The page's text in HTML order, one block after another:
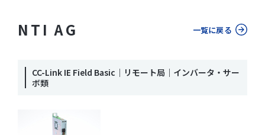
NTI AG 一覧に戻る
CC-Link IE Field Basic｜リモート局｜インバータ・サー
ボ類